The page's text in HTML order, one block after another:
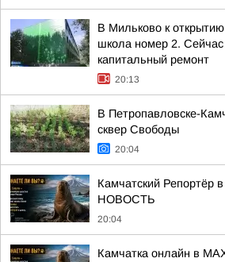
В Мильково к открытию
школа номер 2.
капитальный ремонт
20:13
В Петропавловске-
сквер Свободы
20:04
Камчатский
НОВОСТЬ
20:04
Камчатка онлайн в